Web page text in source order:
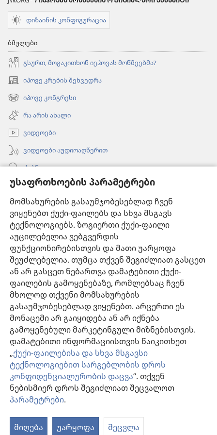
უსაფრთხოების პარამეტრები
მომსახურების გასაუმჯობესებლად ჩვენ
ვიყენებთ ქუქი-ფაილებს და სხვა მსგავს
ტექნოლოგიებს. ზოგიერთი ქუქი-ფაილი
აუცილებელია ვებგვერდის
ფუნქციონირებისთვის და მათი უარყოფა
შეუძლებელია. თუმცა თქვენ შეგიძლიათ გასცეთ
ან არ გასცეთ ნებართვა დამატებითი ქუქი-
ფაილების გამოყენებაზე, რომლებსაც ჩვენ
მხოლოდ თქვენი მომსახურების
გასაუმჯობესებლად ვიყენებთ. არცერთი ეს
მონაცემი არ გაიყიდება ან არ იქნება
გამოყენებული მარკეტინგული მიზნებისთვის.
დამატებითი ინფორმაციისთვის წაიკითხეთ
„ქუქი-ფაილებისა და სხვა მსგავსი
ტექნოლოგიებით სარგებლობის დროს
კონფიდენციალურობის დაცვა“. თქვენ
ნებისმიერ დროს შეგიძლიათ შეცვალოთ
პარამეტრები.
მიღება უარყოფა შეცვლა
მსახურება“
დიზაინის კონფიგურაცია
ბმულები
გსურთ, მოგაკითხონ იეჰოვას მოწმეებმა?
იპოვე კრების შეხვედრა
(გაიხსნება
ახალი
ფანჯარა)
იპოვე კონგრესი
(გაიხსნება
ახალი
ფანჯარა)
რა არის ახალი
ვიდეოები
ვიდეოები აუდიოაღწერით
ძებნა
ინფორმაცია ექიმებისთვის
ინფორმაცია ოფიციალური პირებისთვის
დახმარება
შესაწირავები
(გაიხსნება
ახალი
ფანჯარა)საგუშაგო კოშკის ონლაინ ბიბლიოთეკა™
(გაიხსნება
ახალი
ფანჯარა)JW Hub
(გაიხსნება
ახალი
ფანჯარა)JW ბიბლიოთეკა
„საგუშაგო კოშკის ბიბლიოთეკა“
Copyright© 2026 Watch Tower Bible and Tract Society of Pennsylvania.
ᲡᲐᲠᲒᲔᲑᲚᲝᲑᲘᲡ ᲬᲔᲡᲔᲑᲘ
|ᲣᲡᲐᲤᲠᲗᲮᲝᲔᲑᲘᲡ ᲞᲐᲠᲐᲛᲔᲢᲠᲔᲑᲘ